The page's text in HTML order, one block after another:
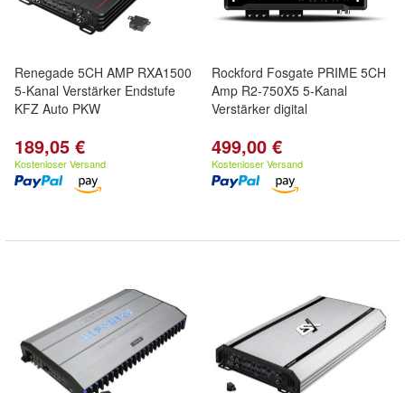
Renegade 5CH AMP RXA1500
5-Kanal Verstärker Endstufe
KFZ Auto PKW
189,05 €
Kostenloser Versand
Rockford Fosgate PRIME 5CH
Amp R2-750X5 5-Kanal
Verstärker digital
499,00 €
Kostenloser Versand